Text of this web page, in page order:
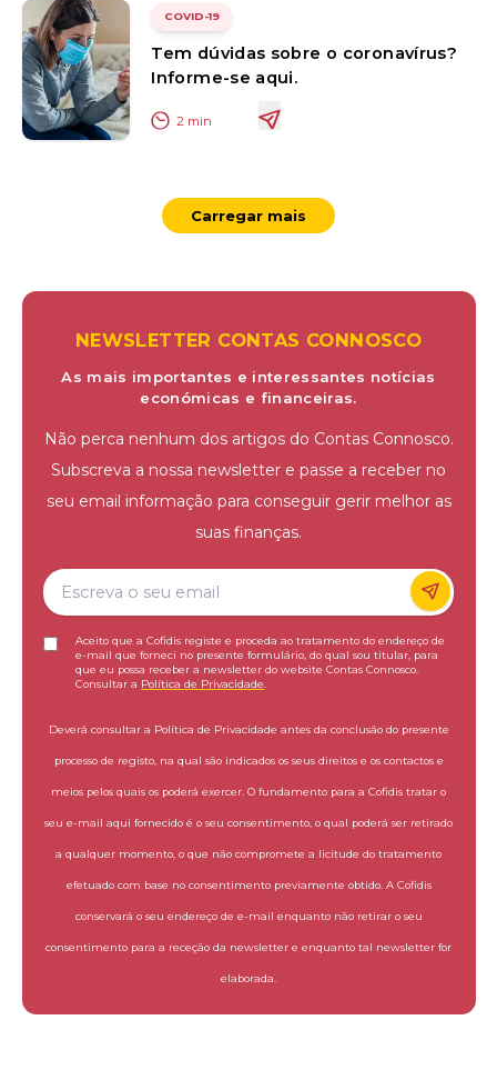
COVID-19
Tem dúvidas sobre o coronavírus?
Informe-se aqui.
2 min
Carregar mais
NEWSLETTER CONTAS CONNOSCO
As mais importantes e interessantes notícias
económicas e financeiras.
Não perca nenhum dos artigos do Contas Connosco.
Subscreva a nossa newsletter e passe a receber no
seu email informação para conseguir gerir melhor as
suas finanças.
Aceito que a Cofidis registe e proceda ao tratamento do endereço de
e-mail que forneci no presente formulário, do qual sou titular, para
que eu possa receber a newsletter do website Contas Connosco.
Consultar a Política de Privacidade
Deverá consultar a Política de Privacidade antes da conclusão do presente
processo de registo, na qual são indicados os seus direitos e os contactos e
meios pelos quais os poderá exercer. O fundamento para a Cofidis tratar o
seu e-mail aqui fornecido é o seu consentimento, o qual poderá ser retirado
a qualquer momento, o que não compromete a licitude do tratamento
efetuado com base no consentimento previamente obtido. A Cofidis
conservará o seu endereço de e-mail enquanto não retirar o seu
consentimento para a receção da newsletter e enquanto tal newsletter for
elaborada.